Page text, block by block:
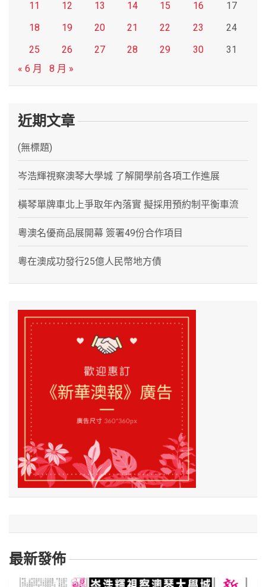
11 12 13 14 15 16
17
18
19 20 21 22 23
24
25
26 27 28 29 30
31
« 6 月
8 月 »
近期文章
(無標題)
岑浩輝視察澳琴大學城 了解開學前各項工作進展
橫琴單牌車北上爭取年內落實 擬採用預約制平衡車流
粵澳名優商品展開幕 簽署49份合作項目
粵在澳成功發行25億人民幣地方債
最新發佈